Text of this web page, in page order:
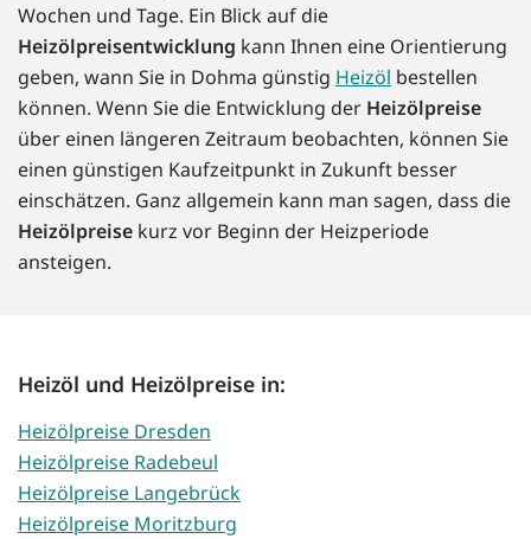
Wochen und Tage. Ein Blick auf die
Heizölpreisentwicklung kann Ihnen eine Orientierung
geben, wann Sie in Dohma günstig Heizöl bestellen
können. Wenn Sie die Entwicklung der Heizölpreise
über einen längeren Zeitraum beobachten, können Sie
einen günstigen Kaufzeitpunkt in Zukunft besser
einschätzen. Ganz allgemein kann man sagen, dass die
Heizölpreise kurz vor Beginn der Heizperiode
ansteigen.
Heizöl und Heizölpreise in:
Heizölpreise Dresden
Heizölpreise Radebeul
Heizölpreise Langebrück
Heizölpreise Moritzburg